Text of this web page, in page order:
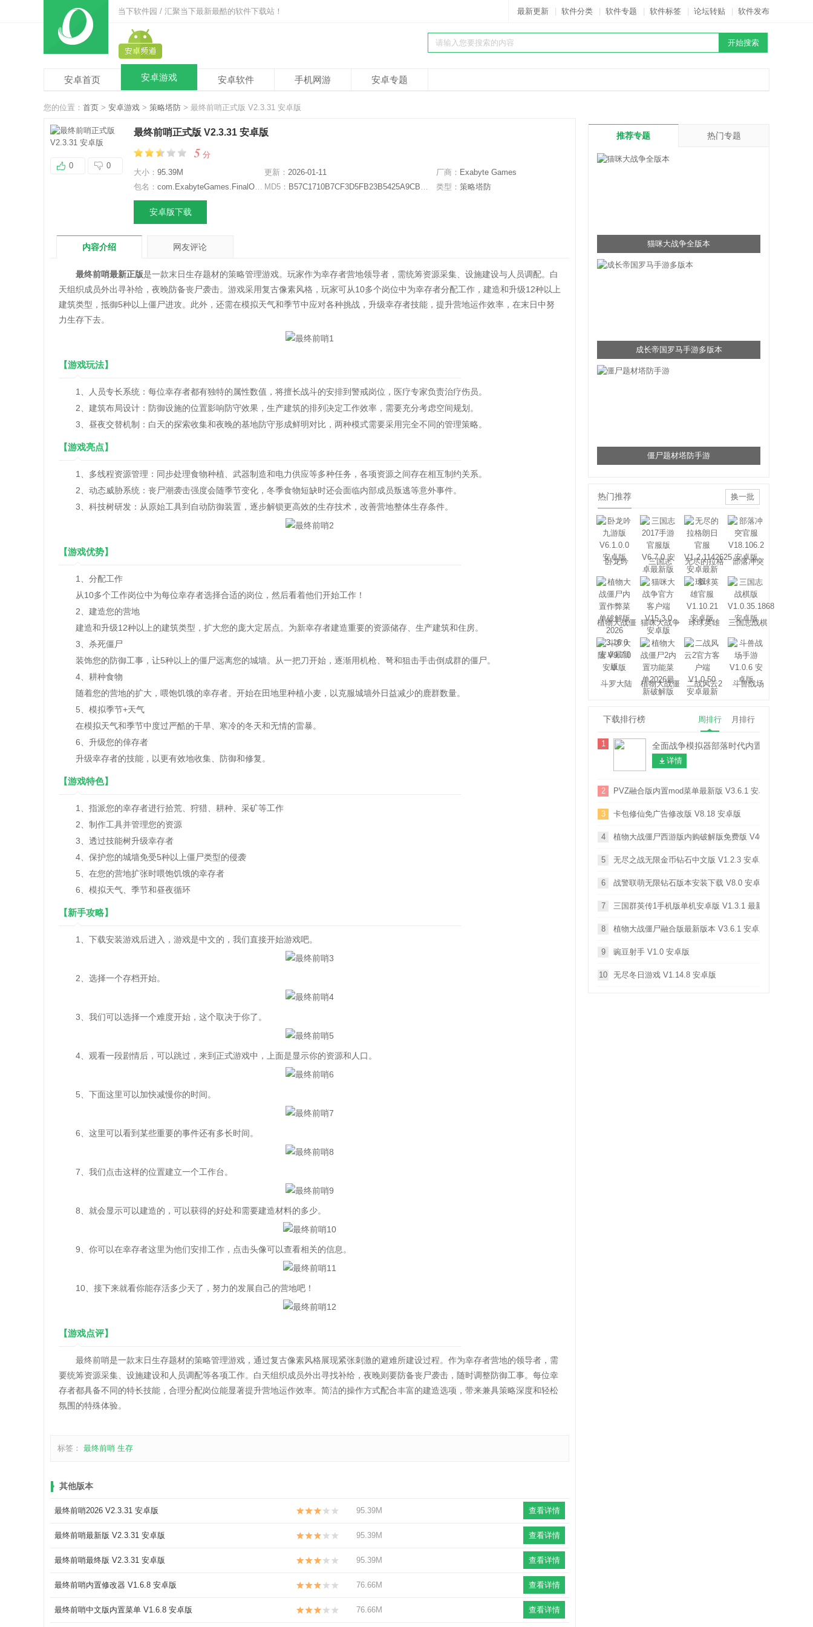
当下软件园 / 汇聚当下最新最酷的软件下载站！ 最新更新 软件分类 软件专题 软件标签 论坛转贴 软件发布
安卓首页 安卓游戏 安卓软件 手机网游 安卓专题
您的位置： 首页 > 安卓游戏 > 策略塔防 > 最终前哨正式版 V2.3.31 安卓版
0 0
最终前哨正式版 V2.3.31 安卓版
5 分
大小： 95.39M 更新： 2026-01-11 厂商： Exabyte Games
包名： com.ExabyteGames.FinalOutpost MD5： B57C1710B7CF3D5FB23B5425A9CBB37F 类型： 策略塔防
安卓版下载
内容介绍 网友评论
最终前哨最新正版是一款末日生存题材的策略管理游戏。玩家作为幸存者营地领导者，需统筹资源采集、设施建设与人员调配。白
天组织成员外出寻补给，夜晚防备丧尸袭击。游戏采用复古像素风格，玩家可从10多个岗位中为幸存者分配工作，建造和升级12种以上
建筑类型，抵御5种以上僵尸进攻。此外，还需在模拟天气和季节中应对各种挑战，升级幸存者技能，提升营地运作效率，在末日中努
力生存下去。
【游戏玩法】
1、人员专长系统：每位幸存者都有独特的属性数值，将擅长战斗的安排到警戒岗位，医疗专家负责治疗伤员。
2、建筑布局设计：防御设施的位置影响防守效果，生产建筑的排列决定工作效率，需要充分考虑空间规划。
3、昼夜交替机制：白天的探索收集和夜晚的基地防守形成鲜明对比，两种模式需要采用完全不同的管理策略。
【游戏亮点】
1、多线程资源管理：同步处理食物种植、武器制造和电力供应等多种任务，各项资源之间存在相互制约关系。
2、动态威胁系统：丧尸潮袭击强度会随季节变化，冬季食物短缺时还会面临内部成员叛逃等意外事件。
3、科技树研发：从原始工具到自动防御装置，逐步解锁更高效的生存技术，改善营地整体生存条件。
【游戏优势】
1、分配工作
从10多个工作岗位中为每位幸存者选择合适的岗位，然后看着他们开始工作！
2、建造您的营地
建造和升级12种以上的建筑类型，扩大您的庞大定居点。为新幸存者建造重要的资源储存、生产建筑和住房。
3、杀死僵尸
装饰您的防御工事，让5种以上的僵尸远离您的城墙。从一把刀开始，逐渐用机枪、弩和狙击手击倒成群的僵尸。
4、耕种食物
随着您的营地的扩大，喂饱饥饿的幸存者。开始在田地里种植小麦，以克服城墙外日益减少的鹿群数量。
5、模拟季节+天气
在模拟天气和季节中度过严酷的干旱、寒冷的冬天和无情的雷暴。
6、升级您的倖存者
升级幸存者的技能，以更有效地收集、防御和修复。
【游戏特色】
1、指派您的幸存者进行拾荒、狩猎、耕种、采矿等工作
2、制作工具并管理您的资源
3、透过技能树升级幸存者
4、保护您的城墙免受5种以上僵尸类型的侵袭
5、在您的营地扩张时喂饱饥饿的幸存者
6、模拟天气、季节和昼夜循环
【新手攻略】
1、下载安装游戏后进入，游戏是中文的，我们直接开始游戏吧。
2、选择一个存档开始。
3、我们可以选择一个难度开始，这个取决于你了。
4、观看一段剧情后，可以跳过，来到正式游戏中，上面是显示你的资源和人口。
5、下面这里可以加快减慢你的时间。
6、这里可以看到某些重要的事件还有多长时间。
7、我们点击这样的位置建立一个工作台。
8、就会显示可以建造的，可以获得的好处和需要建造材料的多少。
9、你可以在幸存者这里为他们安排工作，点击头像可以查看相关的信息。
10、接下来就看你能存活多少天了，努力的发展自己的营地吧！
【游戏点评】
最终前哨是一款末日生存题材的策略管理游戏，通过复古像素风格展现紧张刺激的避难所建设过程。作为幸存者营地的领导者，需
要统筹资源采集、设施建设和人员调配等各项工作。白天组织成员外出寻找补给，夜晚则要防备丧尸袭击，随时调整防御工事。每位幸
存者都具备不同的特长技能，合理分配岗位能显著提升营地运作效率。简洁的操作方式配合丰富的建造选项，带来兼具策略深度和轻松
氛围的特殊体验。
标签： 最终前哨 生存
其他版本
查看详情
最终前哨2026 V2.3.31 安卓版 95.39M
查看详情
最终前哨最新版 V2.3.31 安卓版 95.39M
查看详情
最终前哨最终版 V2.3.31 安卓版 95.39M
查看详情
最终前哨内置修改器 V1.6.8 安卓版 76.66M
查看详情
最终前哨中文版内置菜单 V1.6.8 安卓版 76.66M
推荐专题 热门专题
猫咪大战争全版本
成长帝国罗马手游多版本
僵尸题材塔防手游
热门推荐 换一批
卧龙吟
三国志
2017
无尽的拉格
朗日
部落冲突
植物大战僵
尸
猫咪大战争 球球英雄
三国志战棋
斗罗大陆
植物大战僵
尸2
二战风云2 斗兽战场
下载排行榜 周排行 月排行
1 全面战争模拟器部落时代内置修改器版
详情
2 PVZ融合版内置mod菜单最新版 V3.6.1 安卓版
3 卡包修仙免广告修改版 V8.18 安卓版
4 植物大战僵尸西游版内购破解版免费版 V40.10 安卓版
5 无尽之战无限金币钻石中文版 V1.2.3 安卓版
6 战警联萌无限钻石版本安装下载 V8.0 安卓版
7 三国群英传1手机版单机安卓版 V1.3.1 最新免费版
8 植物大战僵尸融合版最新版本 V3.6.1 安卓版
9 豌豆射手 V1.0 安卓版
10 无尽冬日游戏 V1.14.8 安卓版